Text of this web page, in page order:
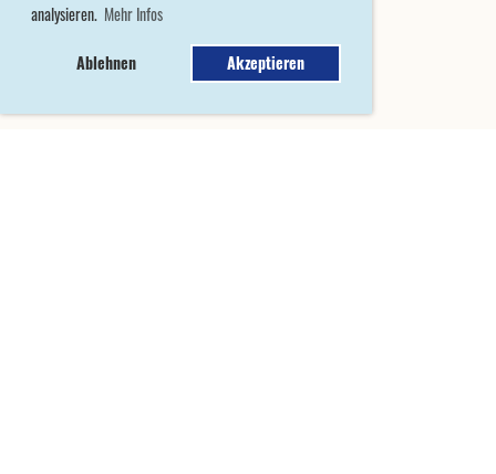
analysieren. Mehr Infos
Ablehnen Akzeptieren